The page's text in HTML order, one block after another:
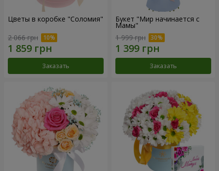
Цветы в коробке "Соломия"
2 066 грн
Заказать
Букет "Мир начинается с
Мамы"
1 999 грн
Заказать